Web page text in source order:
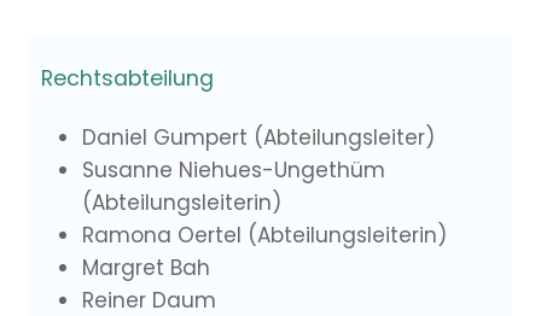
Rechtsabteilung
Daniel Gumpert (Abteilungsleiter)
Susanne Niehues-Ungethüm
(Abteilungsleiterin)
Ramona Oertel (Abteilungsleiterin)
Margret Bah
Reiner Daum